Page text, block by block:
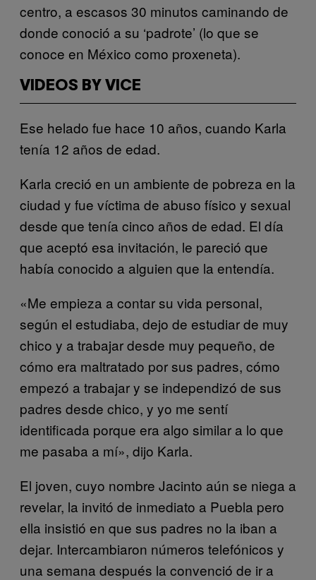
centro, a escasos 30 minutos caminando de
donde conoció a su ‘padrote’ (lo que se
conoce en México como proxeneta).
VIDEOS BY VICE
Ese helado fue hace 10 años, cuando Karla
tenía 12 años de edad.
Karla creció en un ambiente de pobreza en la
ciudad y fue víctima de abuso físico y sexual
desde que tenía cinco años de edad. El día
que aceptó esa invitación, le pareció que
había conocido a alguien que la entendía.
«Me empieza a contar su vida personal,
según el estudiaba, dejo de estudiar de muy
chico y a trabajar desde muy pequeño, de
cómo era maltratado por sus padres, cómo
empezó a trabajar y se independizó de sus
padres desde chico, y yo me sentí
identificada porque era algo similar a lo que
me pasaba a mí», dijo Karla.
El joven, cuyo nombre Jacinto aún se niega a
revelar, la invitó de inmediato a Puebla pero
ella insistió en que sus padres no la iban a
dejar. Intercambiaron números telefónicos y
una semana después la convenció de ir a